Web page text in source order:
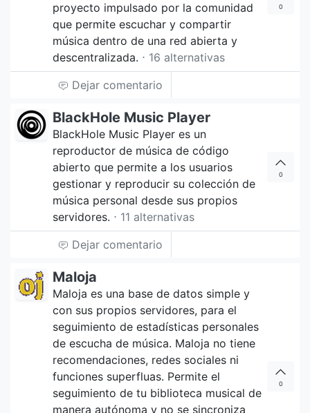
proyecto impulsado por la comunidad
que permite escuchar y compartir
música dentro de una red abierta y
descentralizada. ⋅ 16 alternativas
0
Dejar comentario
BlackHole Music Player
BlackHole Music Player es un
reproductor de música de código
abierto que permite a los usuarios
gestionar y reproducir su colección de
música personal desde sus propios
servidores. ⋅ 11 alternativas
0
Dejar comentario
Maloja
Maloja es una base de datos simple y
con sus propios servidores, para el
seguimiento de estadísticas personales
de escucha de música. Maloja no tiene
recomendaciones, redes sociales ni
funciones superfluas. Permite el
seguimiento de tu biblioteca musical de
manera autónoma y no se sincroniza
0